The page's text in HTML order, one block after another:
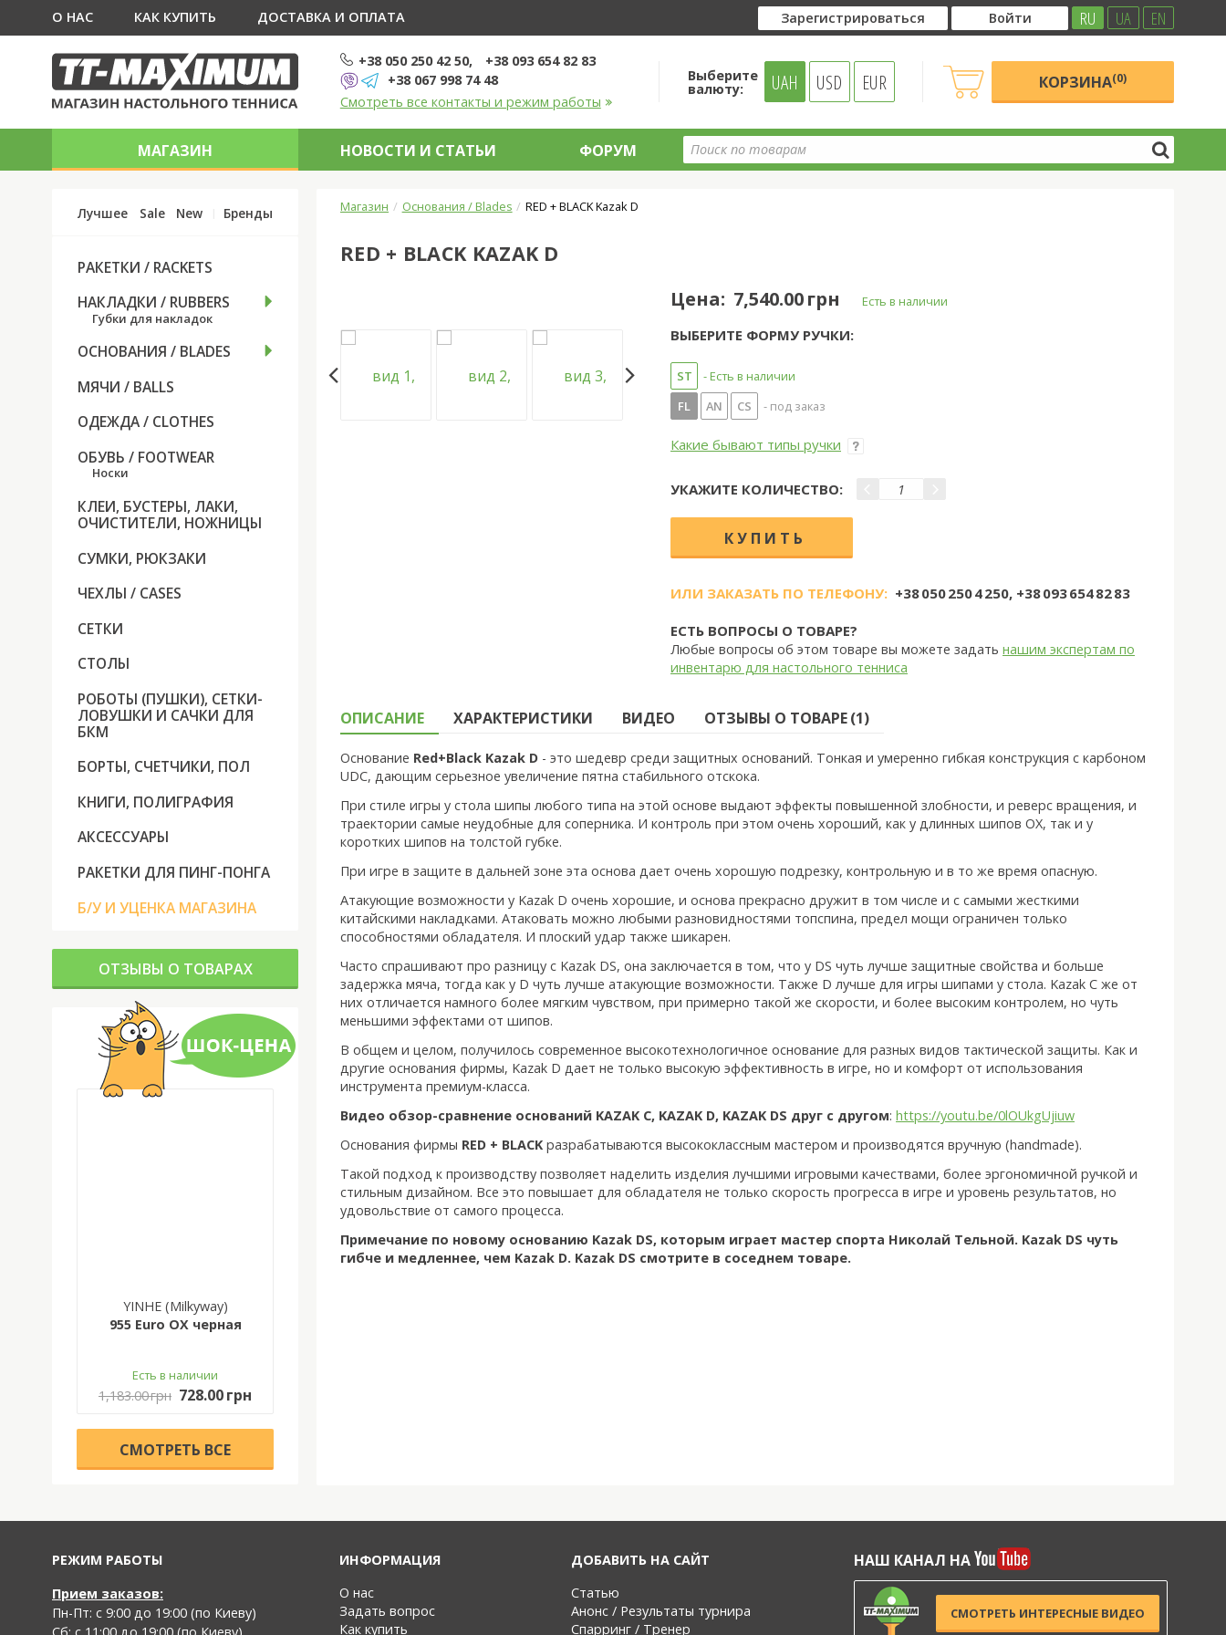
О НАС КАК КУПИТЬ ДОСТАВКА И ОПЛАТА Зарегистрироваться Войти RU UA EN
+38 050 250 42 50
+38 093 654 82 83
+38 067 998 74 48
Смотреть все контакты и режим работы
Выберите
валюту: UAH USD EUR КОРЗИНА(0)
МАГАЗИН НОВОСТИ И СТАТЬИ ФОРУМ
Лучшее Sale New Бренды
РАКЕТКИ / RACKETS
НАКЛАДКИ / RUBBERS
Губки для накладок
ОСНОВАНИЯ / BLADES
МЯЧИ / BALLS
ОДЕЖДА / CLOTHES
ОБУВЬ / FOOTWEAR
Носки
КЛЕИ, БУСТЕРЫ, ЛАКИ,
ОЧИСТИТЕЛИ, НОЖНИЦЫ
СУМКИ, РЮКЗАКИ
ЧЕХЛЫ / CASES
СЕТКИ
СТОЛЫ
РОБОТЫ (ПУШКИ), СЕТКИ-
ЛОВУШКИ И САЧКИ ДЛЯ
БКМ
БОРТЫ, СЧЕТЧИКИ, ПОЛ
КНИГИ, ПОЛИГРАФИЯ
АКСЕССУАРЫ
РАКЕТКИ ДЛЯ ПИНГ-ПОНГА
Б/У И УЦЕНКА МАГАЗИНА
ОТЗЫВЫ О ТОВАРАХ
YINHE (Milkyway)
955 Euro OX черная
Есть в наличии
1,183.00 грн 728.00 грн
CМОТРЕТЬ ВСЕ
Магазин Основания / Blades RED + BLACK Kazak D
RED + BLACK KAZAK D
Цена: 7,540.00 грн Есть в наличии
ВЫБЕРИТЕ ФОРМУ РУЧКИ:
ST
- Есть в наличии
FL
AN CS - под заказ
Какие бывают типы ручки
УКАЖИТЕ КОЛИЧЕСТВО:
ИЛИ ЗАКАЗАТЬ ПО ТЕЛЕФОНУ: +38 050 250 4 250, +38 093 654 82 83
ЕСТЬ ВОПРОСЫ О ТОВАРЕ?
Любые вопросы об этом товаре вы можете задать нашим экспертам по
инвентарю для настольного тенниса
ОПИСАНИЕ ХАРАКТЕРИСТИКИ ВИДЕО ОТЗЫВЫ О ТОВАРЕ (1)
Основание Red+Black Kazak D - это шедевр среди защитных оснований. Тонкая и умеренно гибкая конструкция с карбоном
UDC, дающим серьезное увеличение пятна стабильного отскока.
При стиле игры у стола шипы любого типа на этой основе выдают эффекты повышенной злобности, и реверс вращения, и
траектории самые неудобные для соперника. И контроль при этом очень хороший, как у длинных шипов ОХ, так и у
коротких шипов на толстой губке.
При игре в защите в дальней зоне эта основа дает очень хорошую подрезку, контрольную и в то же время опасную.
Атакующие возможности у Kazak D очень хорошие, и основа прекрасно дружит в том числе и с самыми жесткими
китайскими накладками. Атаковать можно любыми разновидностями топспина, предел мощи ограничен только
способностями обладателя. И плоский удар также шикарен.
Часто спрашивают про разницу с Kazak DS, она заключается в том, что у DS чуть лучше защитные свойства и больше
задержка мяча, тогда как у D чуть лучше атакующие возможности. Также D лучше для игры шипами у стола. Kazak C же от
них отличается намного более мягким чувством, при примерно такой же скорости, и более высоким контролем, но чуть
меньшими эффектами от шипов.
В общем и целом, получилось современное высокотехнологичное основание для разных видов тактической защиты. Как и
другие основания фирмы, Kazak D дает не только высокую эффективность в игре, но и комфорт от использования
инструмента премиум-класса.
Видео обзор-сравнение оснований KAZAK C, KAZAK D, KAZAK DS друг с другом: https://youtu.be/0lOUkgUjiuw
Основания фирмы RED + BLACK разрабатываются высококлассным мастером и производятся вручную (handmade).
Такой подход к производству позволяет наделить изделия лучшими игровыми качествами, более эргономичной ручкой и
стильным дизайном. Все это повышает для обладателя не только скорость прогресса в игре и уровень результатов, но
удовольствие от самого процесса.
Примечание по новому основанию Kazak DS, которым играет мастер спорта Николай Тельной. Kazak DS чуть
гибче и медленнее, чем Kazak D. Kazak DS смотрите в соседнем товаре.
РЕЖИМ РАБОТЫ
Прием заказов:
Пн-Пт: с 9:00 до 19:00 (по Киеву)
ИНФОРМАЦИЯ
О нас
Задать вопрос
Как купить
ДОБАВИТЬ НА САЙТ
Статью
Анонс / Результаты турнира
Спарринг / Тренер
НАШ КАНАЛ НА
СМОТРЕТЬ ИНТЕРЕСНЫЕ ВИДЕО